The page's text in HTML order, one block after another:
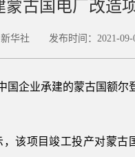
蒙古国电厂改造
新华社 发布时间：2021-09-
国企业承建的蒙古国额尔
该项目竣工投产对蒙